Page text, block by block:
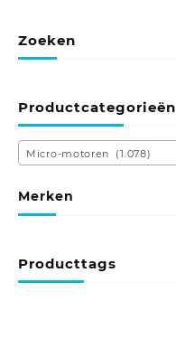
Zoeken
Productcategorieën
Micro-motoren (1.078)
Merken
Producttags